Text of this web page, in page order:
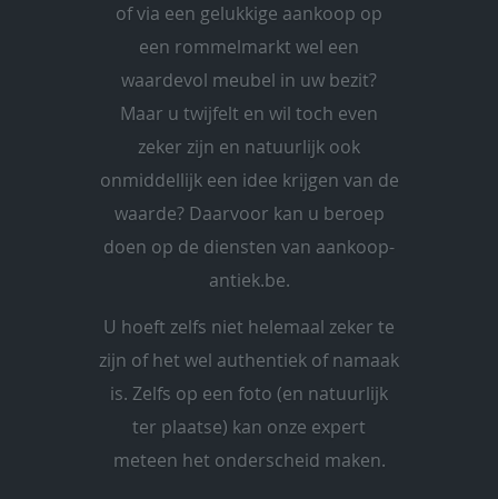
of via een gelukkige aankoop op
een rommelmarkt wel een
waardevol meubel in uw bezit?
Maar u twijfelt en wil toch even
zeker zijn en natuurlijk ook
onmiddellijk een idee krijgen van de
waarde? Daarvoor kan u beroep
doen op de diensten van aankoop-
antiek.be.
U hoeft zelfs niet helemaal zeker te
zijn of het wel authentiek of namaak
is. Zelfs op een foto (en natuurlijk
ter plaatse) kan onze expert
meteen het onderscheid maken.